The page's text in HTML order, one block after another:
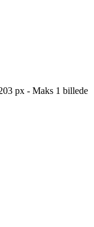
px - Maks 1 billede